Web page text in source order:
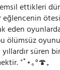
ettikleri
eğlencenin
eden
ölümsüz oyunu
süren
⁺˚⋆｡°🍄₊